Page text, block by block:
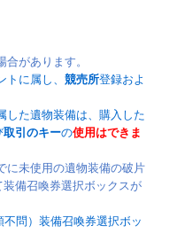
があります。
トに属し、競売所登録およ
た遺物装備は、購入した
取引のキーの使用はできま
に未使用の遺物装備の破片
備召喚券選択ボックスが
問）装備召喚券選択ボッ